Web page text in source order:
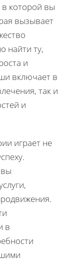
в которой вы
вызывает
найти ту,
и
включает в
так и
и
играет не
в